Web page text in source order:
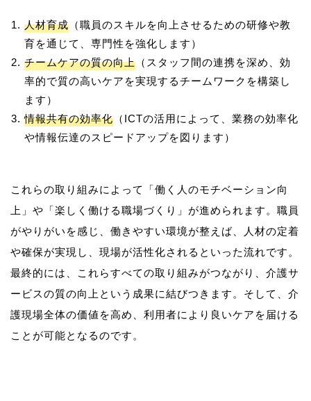
人材育成 （職員のスキルを向上させるための研修や教
育を通じて、専門性を強化します）
チームケアの質の向上 （スタッフ間の連携を深め、効
率的で質の高いケアを実現するチームワークを構築し
ます）
情報共有の効率化 （ICTの活用によって、業務の効率化
や情報伝達のスピードアップを図ります）
これらの取り組みによって「働く人のモチベーション向
上」や「楽しく働ける職場づくり」が進められます。職員
がやりがいを感じ、働きやすい環境が整えば、人材の定着
や確保が実現し、現場が活性化されるといった流れです。
最終的には、これらすべての取り組みがつながり、介護サ
ービスの質の向上という成果に結びつきます。そして、介
護現場全体の価値を高め、利用者により良いケアを届ける